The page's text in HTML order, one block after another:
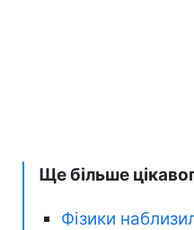
Ще більше
Фізики